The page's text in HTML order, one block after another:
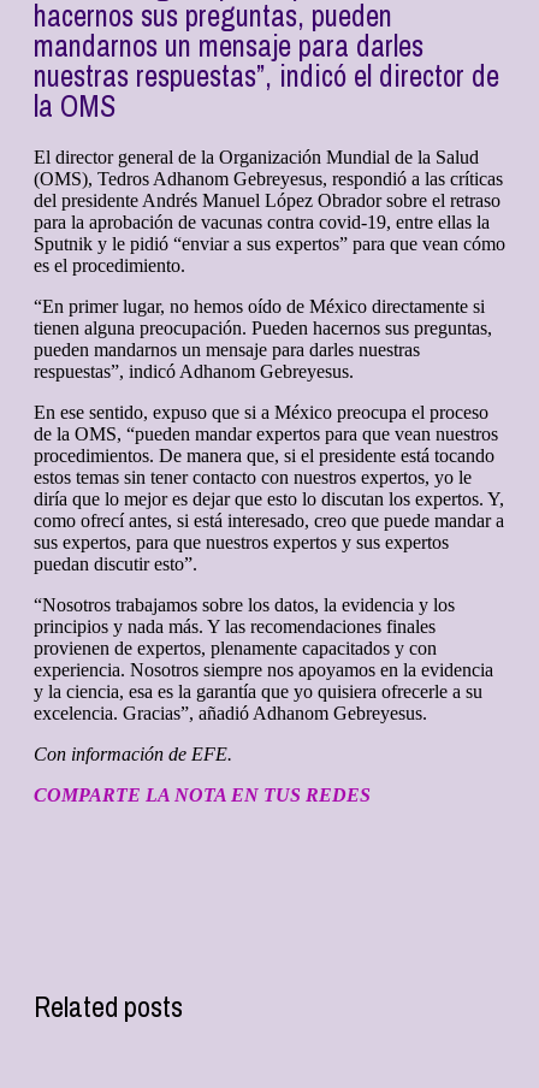
hacernos sus preguntas, pueden
mandarnos un mensaje para darles
nuestras respuestas”, indicó el director de
la OMS
El director general de la Organización Mundial de la Salud
(OMS), Tedros Adhanom Gebreyesus, respondió a las críticas
del presidente Andrés Manuel López Obrador sobre el retraso
para la aprobación de vacunas contra covid-19, entre ellas la
Sputnik y le pidió “enviar a sus expertos” para que vean cómo
es el procedimiento.
“En primer lugar, no hemos oído de México directamente si
tienen alguna preocupación. Pueden hacernos sus preguntas,
pueden mandarnos un mensaje para darles nuestras
respuestas”, indicó Adhanom Gebreyesus.
En ese sentido, expuso que si a México preocupa el proceso
de la OMS, “pueden mandar expertos para que vean nuestros
procedimientos. De manera que, si el presidente está tocando
estos temas sin tener contacto con nuestros expertos, yo le
diría que lo mejor es dejar que esto lo discutan los expertos. Y,
como ofrecí antes, si está interesado, creo que puede mandar a
sus expertos, para que nuestros expertos y sus expertos
puedan discutir esto”.
“Nosotros trabajamos sobre los datos, la evidencia y los
principios y nada más. Y las recomendaciones finales
provienen de expertos, plenamente capacitados y con
experiencia. Nosotros siempre nos apoyamos en la evidencia
y la ciencia, esa es la garantía que yo quisiera ofrecerle a su
excelencia. Gracias”, añadió Adhanom Gebreyesus.
Con información de EFE.
COMPARTE LA NOTA EN TUS REDES
Related posts